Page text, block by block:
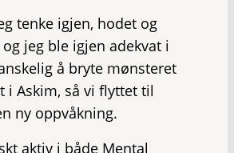
tenke igjen, hodet og
jeg ble igjen adekvat i
å bryte mønsteret
i Askim, så vi flyttet til
ny oppvåkning.
aktiv i både Mental